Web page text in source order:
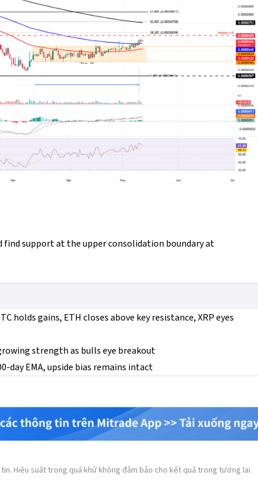
find support at the upper consolidation boundary at
holds gains, ETH closes above key resistance, XRP eyes
strength as bulls eye breakout
day EMA, upside bias remains intact
Hiệu suất trong quá khứ không đảm bảo cho kết quả trong tương lai.